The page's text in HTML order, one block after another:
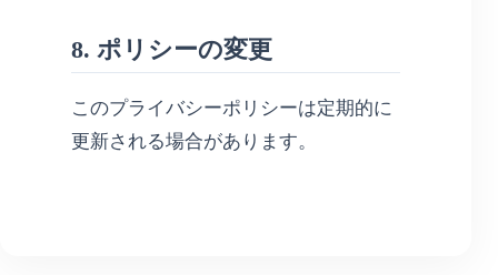
8. ポリシーの変更
このプライバシーポリシーは定期的に
更新される場合があります。